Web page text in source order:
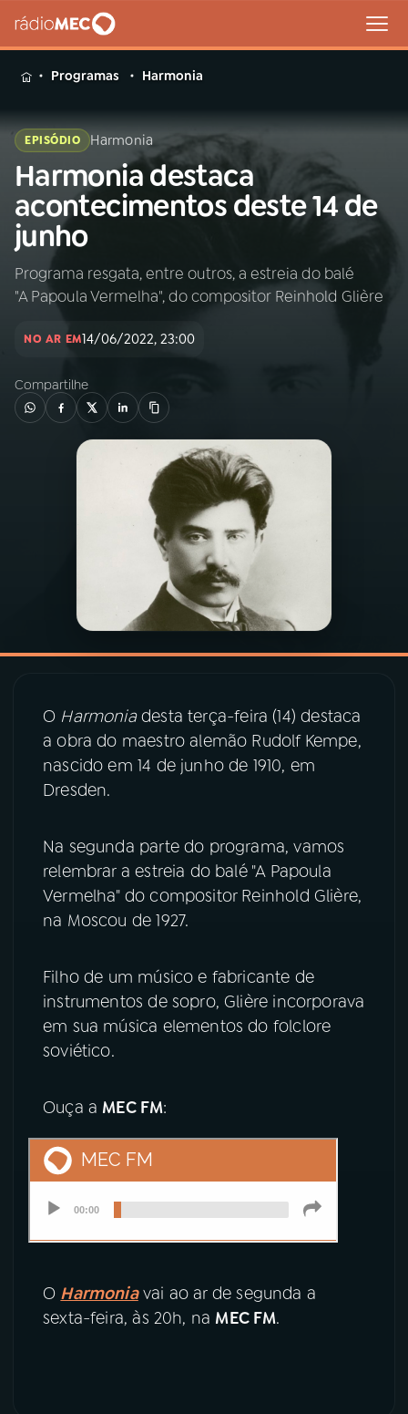
MENU
Buscar
na
Rádio
MEC
Buscar
Início AO VIVO
INÍCIO
02A RÁDIO
PROGRAMAÇÃO
PROGRAMAS
VIDEOCASTS
YouTube Facebook
Instagram X
Programas Harmonia
EPISÓDIO Harmonia
Harmonia destaca
acontecimentos deste 14 de
junho
Programa resgata, entre outros, a estreia do balé
"A Papoula Vermelha", do compositor Reinhold Glière
NO AR EM14/06/2022, 23:00
Compartilhe
O Harmoniadesta terça-feira (14) destaca
a obra do maestro alemão Rudolf Kempe,
nascido em 14 de junho de 1910, em
Dresden.
Na segunda parte do programa, vamos
relembrar a estreia do balé "A Papoula
Vermelha" do compositor Reinhold Glière,
na Moscou de 1927.
Filho de um músico e fabricante de
instrumentos de sopro, Glière incorporava
em sua música elementos do folclore
soviético.
Ouça a MEC FM:
O Harmoniavai ao ar de segunda a
sexta-feira, às 20h, na MEC FM.